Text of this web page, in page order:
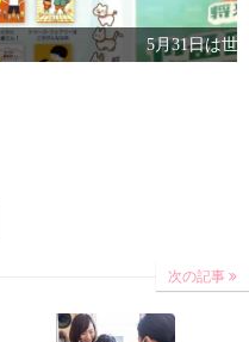
5月31日は世
次の記事